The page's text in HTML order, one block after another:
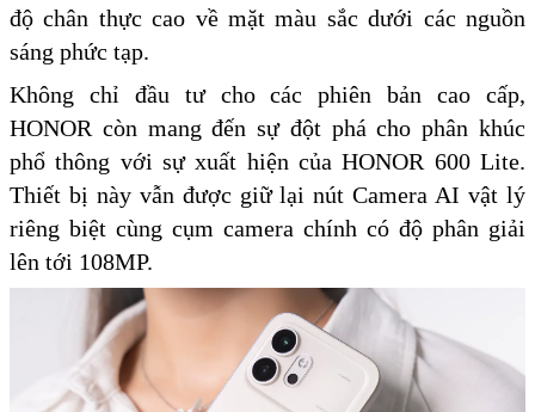
độ chân thực cao về mặt màu sắc dưới các nguồn
sáng phức tạp.
Không chỉ đầu tư cho các phiên bản cao cấp,
HONOR còn mang đến sự đột phá cho phân khúc
phổ thông với sự xuất hiện của HONOR 600 Lite.
Thiết bị này vẫn được giữ lại nút Camera AI vật lý
riêng biệt cùng cụm camera chính có độ phân giải
lên tới 108MP.